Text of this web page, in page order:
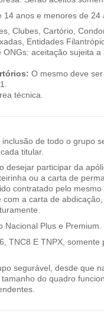
14 anos e menores de 24
Clubes, Cartório,
Entidades
aceitação sujeita
O mesmo deve
técnica.
de todo o grupo
titular.
desejar participar da
ou a carta de
contratado pelo
a carta de
Plus e Premium.
TNC8 E TNPX,
segurável, desde que
do quadro